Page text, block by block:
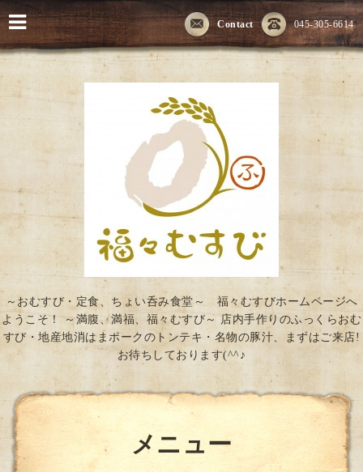
045-305-6614
Contact
～おむすび・定食、ちょい呑み食堂～ 福々むすびホームページへ
ようこそ！ ～満腹、満福、福々むすび～ 店内手作りのふっくらおむ
すび・地産地消はまポークのトンテキ・名物の豚汁、まずはご来店!
お待ちしております(^^♪
メニュー